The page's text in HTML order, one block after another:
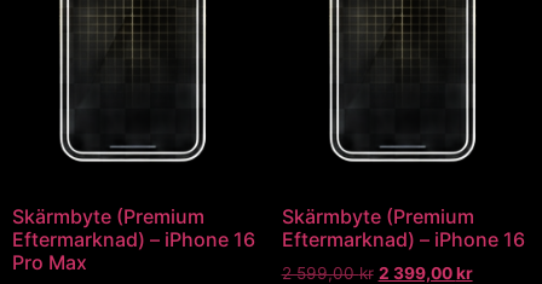
Skärmbyte (Premium
Eftermarknad) – iPhone 16
Pro Max
Skärmbyte (Premium
Eftermarknad) – iPhone 16
2 599,00kr 2 399,00kr